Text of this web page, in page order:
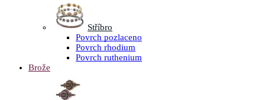
Stříbro
Povrch pozlaceno
Povrch rhodium
Povrch ruthenium
Brože